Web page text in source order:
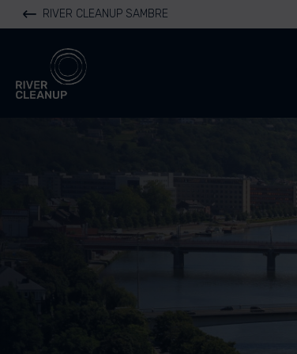
RIVER CLEANUP SAMBRE
River Cleanup